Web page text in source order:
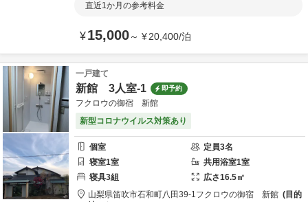
直近1か月の参考料金
¥15,000～ ¥20,400/泊
一戸建て
新館 3人室-1 即予約
フクロウの御宿 新館
新型コロナウイルス対策あり
個室 定員3名
寝室1室 共用浴室1室
寝具3組 広さ16.5㎡
山梨県笛吹市石和町八田39-1フクロウの御宿 新館
目的